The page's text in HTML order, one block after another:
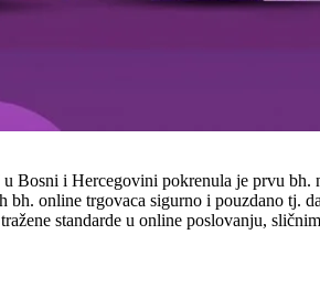
Bosni i Hercegovini pokrenula je prvu
online trgovaca sigurno i pouzdano tj.
standarde u online poslovanju,